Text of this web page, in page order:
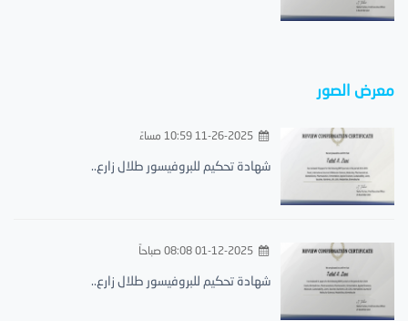
معرض الصور
11-26-2025 10:59 مساءً
شهادة تحكيم للبروفيسور طلال زارع..
01-12-2025 08:08 صباحاً
شهادة تحكيم للبروفيسور طلال زارع..